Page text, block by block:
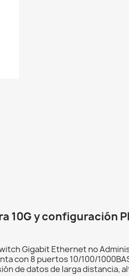
10G y configuración
Gigabit Ethernet no
con 8 puertos 10/100/
de datos de larga distancia,